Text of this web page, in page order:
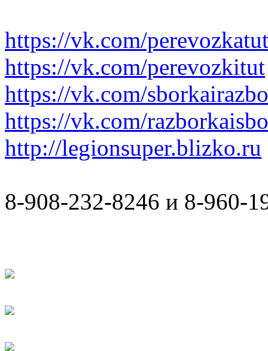
https://vk.com/perevozkatut
https://vk.com/perevozkitut
https://vk.com/
https://vk.com/
http://legionsuper.blizko.ru
8-908-232-8246 и 8-960-